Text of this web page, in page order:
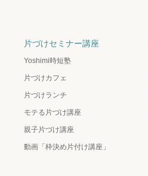
片づけセミナー講座
Yoshimi時短塾
片づけカフェ
片づけランチ
モテる片づけ講座
親子片づけ講座
動画「枠決め片付け講座」